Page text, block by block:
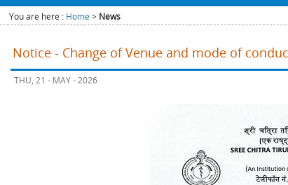
You are here : Home > News
Notice - Change of Venue and mode of
THU, 21 - MAY - 2026